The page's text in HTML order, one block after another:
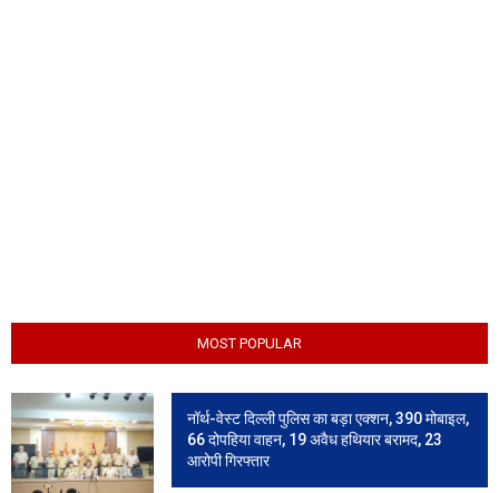
MOST POPULAR
नॉर्थ-वेस्ट दिल्ली पुलिस का बड़ा एक्शन, 390 मोबाइल,
66 दोपहिया वाहन, 19 अवैध हथियार बरामद, 23
आरोपी गिरफ्तार